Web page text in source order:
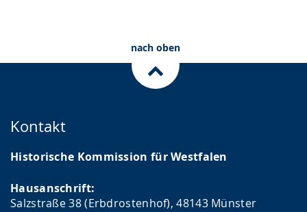
nach oben
Kontakt
Historische Kommission für Westfalen
Hausanschrift:
Salzstraße 38 (Erbdrostenhof), 48143 Münster